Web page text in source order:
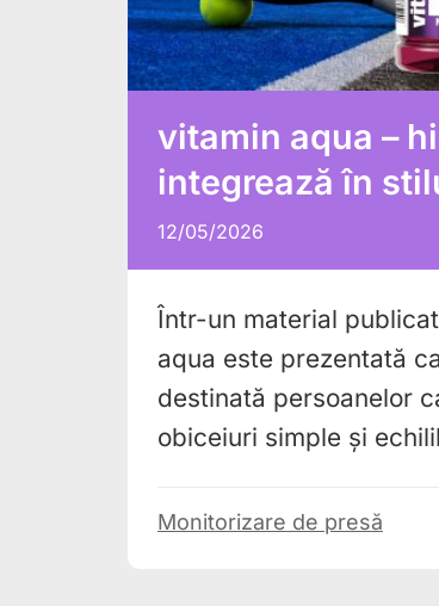
vitamin aqua –
integrează în
12/05/2026
Într-un material
aqua este prezentată
destinată persoanelor
obiceiuri simple și
Monitorizare de presă